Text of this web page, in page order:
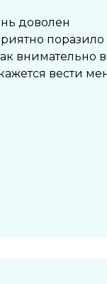
доволен
поразило
внимательно
вести